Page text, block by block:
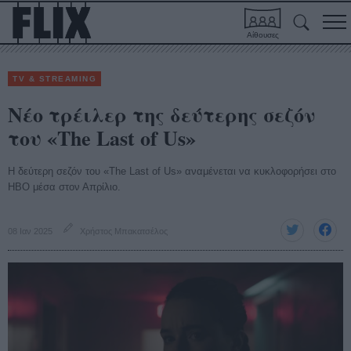
Αίθουσες
TV & STREAMING
Νέο τρέιλερ της δεύτερης σεζόν
του «The Last of Us»
Η δεύτερη σεζόν του «The Last of Us» αναμένεται να κυκλοφορήσει στο
HBO μέσα στον Απρίλιο.
08 Ιαν 2025 Χρήστος Μπακατσέλος